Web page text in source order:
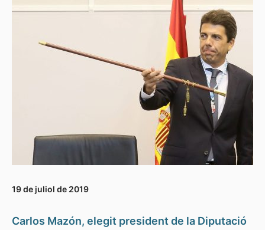
19 de juliol de 2019
Carlos Mazón, elegit president de la Diputació